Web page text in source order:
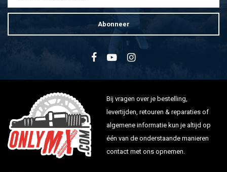
Abonneer
Bij vragen over je bestelling,
levertijden, retouren & reparaties of
algemene informatie kun je altijd op
één van de onderstaande manieren
contact met ons opnemen.